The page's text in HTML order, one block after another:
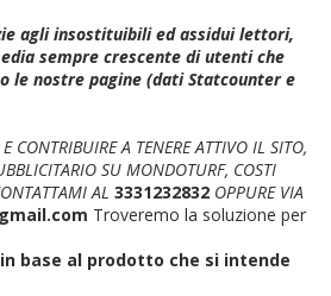
agli insostituibili ed assidui lettori,
sempre crescente di utenti che
le nostre pagine (dati Statcounter e
CONTRIBUIRE A TENERE ATTIVO IL SITO,
SU MONDOTURF, COSTI
AL 3331232832 OPPURE VIA
Troveremo la soluzione per
base al prodotto che si intende